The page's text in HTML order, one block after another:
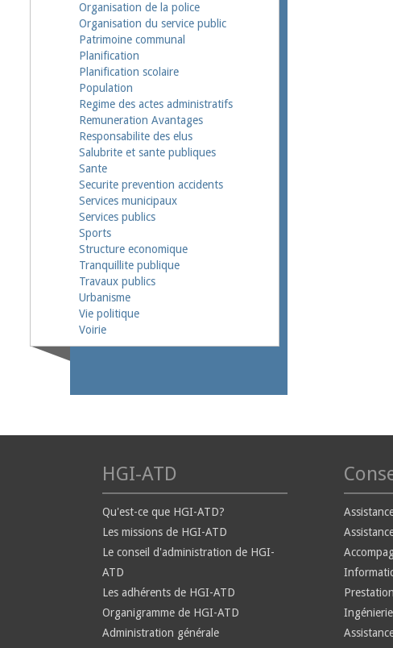
Organisation de la police
Organisation du service public
Patrimoine communal
Planification
Planification scolaire
Population
Regime des actes administratifs
Remuneration Avantages
Responsabilite des elus
Salubrite et sante publiques
Sante
Securite prevention accidents
Services municipaux
Services publics
Sports
Structure economique
Tranquillite publique
Travaux publics
Urbanisme
Vie politique
Voirie
HGI-ATD
Qu'est-ce que HGI-ATD?
Les missions de HGI-ATD
Le conseil d'administration de HGI-
ATD
Les adhérents de HGI-ATD
Organigramme de HGI-ATD
Administration générale